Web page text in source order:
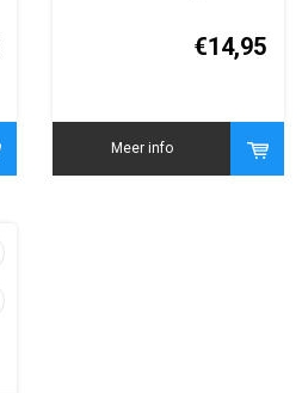
€14,95
Meer info